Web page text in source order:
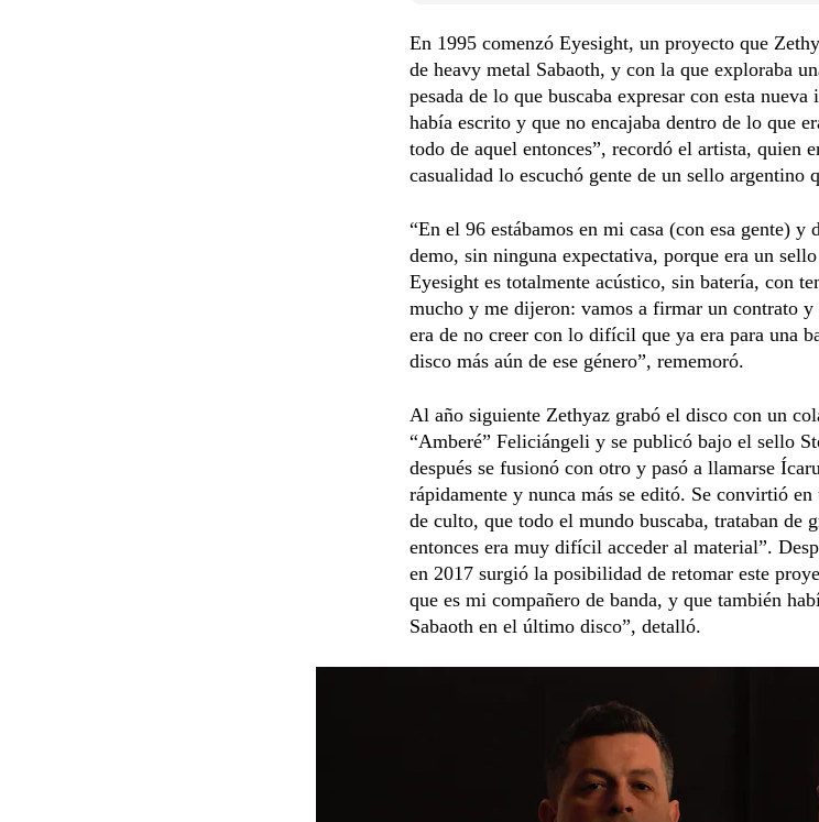
En 1995 comenzó Eyesight, un proyecto que
de heavy metal Sabaoth, y con la que exploraba
pesada de lo que buscaba expresar con esta
había escrito y que no encajaba dentro de lo que
todo de aquel entonces”, recordó el artista, quien
casualidad lo escuchó gente de un sello argentino
“En el 96 estábamos en mi casa (con esa gente) y
demo, sin ninguna expectativa, porque era un
Eyesight es totalmente acústico, sin batería, con
mucho y me dijeron: vamos a firmar un contrato
era de no creer con lo difícil que ya era para una
disco más aún de ese género”, rememoró.
Al año siguiente Zethyaz grabó el disco con un
“Amberé” Feliciángeli y se publicó bajo el sello
después se fusionó con otro y pasó a llamarse
rápidamente y nunca más se editó. Se convirtió
de culto, que todo el mundo buscaba, trataban de
entonces era muy difícil acceder al material”.
en 2017 surgió la posibilidad de retomar este
que es mi compañero de banda, y que también
Sabaoth en el último disco”, detalló.